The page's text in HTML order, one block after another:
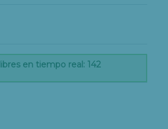
en tiempo real: 142